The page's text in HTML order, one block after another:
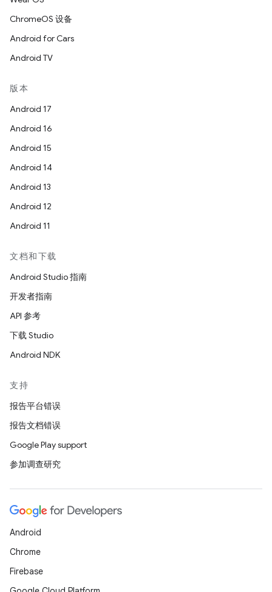
ChromeOS 设备
Android for Cars
Android TV
版本
Android 17
Android 16
Android 15
Android 14
Android 13
Android 12
Android 11
文档和下载
Android Studio 指南
开发者指南
API 参考
下载 Studio
Android NDK
支持
报告平台错误
报告文档错误
Google Play support
参加调查研究
Android
Chrome
Firebase